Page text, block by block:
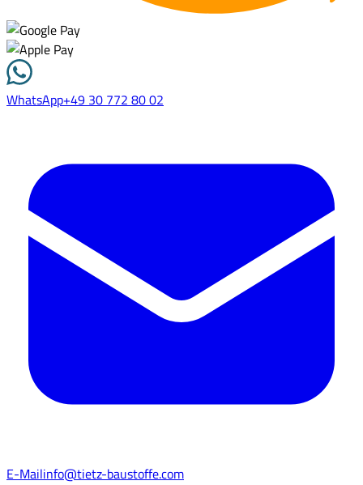
WhatsApp+49 30 772 80 02
E-Mailinfo@tietz-baustoffe.com